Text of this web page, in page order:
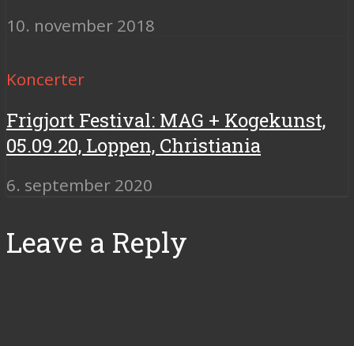
10. november 2018
Koncerter
Frigjort Festival: MAG + Kogekunst,
05.09.20, Loppen, Christiania
6. september 2020
Leave a Reply